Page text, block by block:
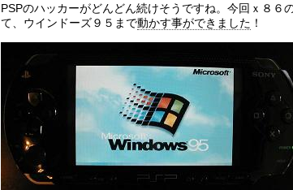
PSPのハッカーがどんどん続けそうですね。今回ｘ８６
て、ウインドーズ９５まで動かす事ができました ！